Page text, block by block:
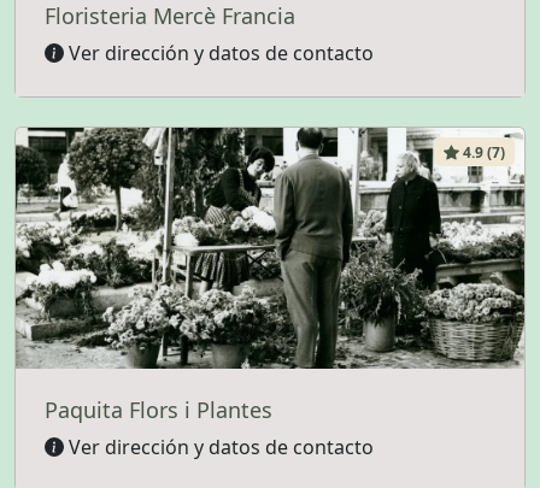
Floristeria Mercè Francia
Ver dirección y datos de contacto
4.9 (7)
Paquita Flors i Plantes
Ver dirección y datos de contacto